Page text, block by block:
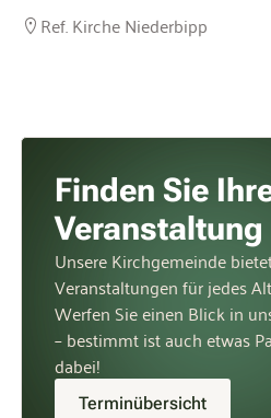
Ref. Kirche Niederbipp
Finden Sie
Veranstaltung
Unsere Kirchgemeinde
Veranstaltungen für jedes
Werfen Sie einen Blick in
– bestimmt ist auch etwas
dabei!
Terminübersicht